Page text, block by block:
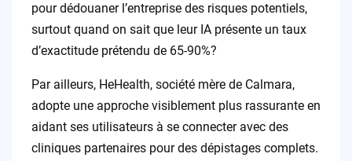
pour dédouaner l’entreprise des risques potentiels,
surtout quand on sait que leur IA présente un taux
d’exactitude prétendu de 65-90%?
Par ailleurs, HeHealth, société mère de Calmara,
adopte une approche visiblement plus rassurante en
aidant ses utilisateurs à se connecter avec des
cliniques partenaires pour des dépistages complets.